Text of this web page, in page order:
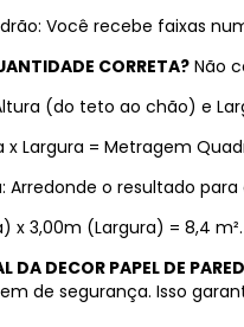
Você recebe faixas
CORRETA? Não
(do teto ao chão) e
x Largura = Metragem
Arredonde o resultado para
x 3,00m (Largura) = 8,4
DA DECOR PAPEL DE
de segurança. Isso